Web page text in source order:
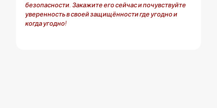
безопасности. Закажите его сейчас и почувствуйте
уверенность в своей защищённости где угодно и
когда угодно!